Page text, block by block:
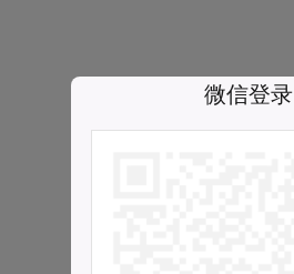
微信登录